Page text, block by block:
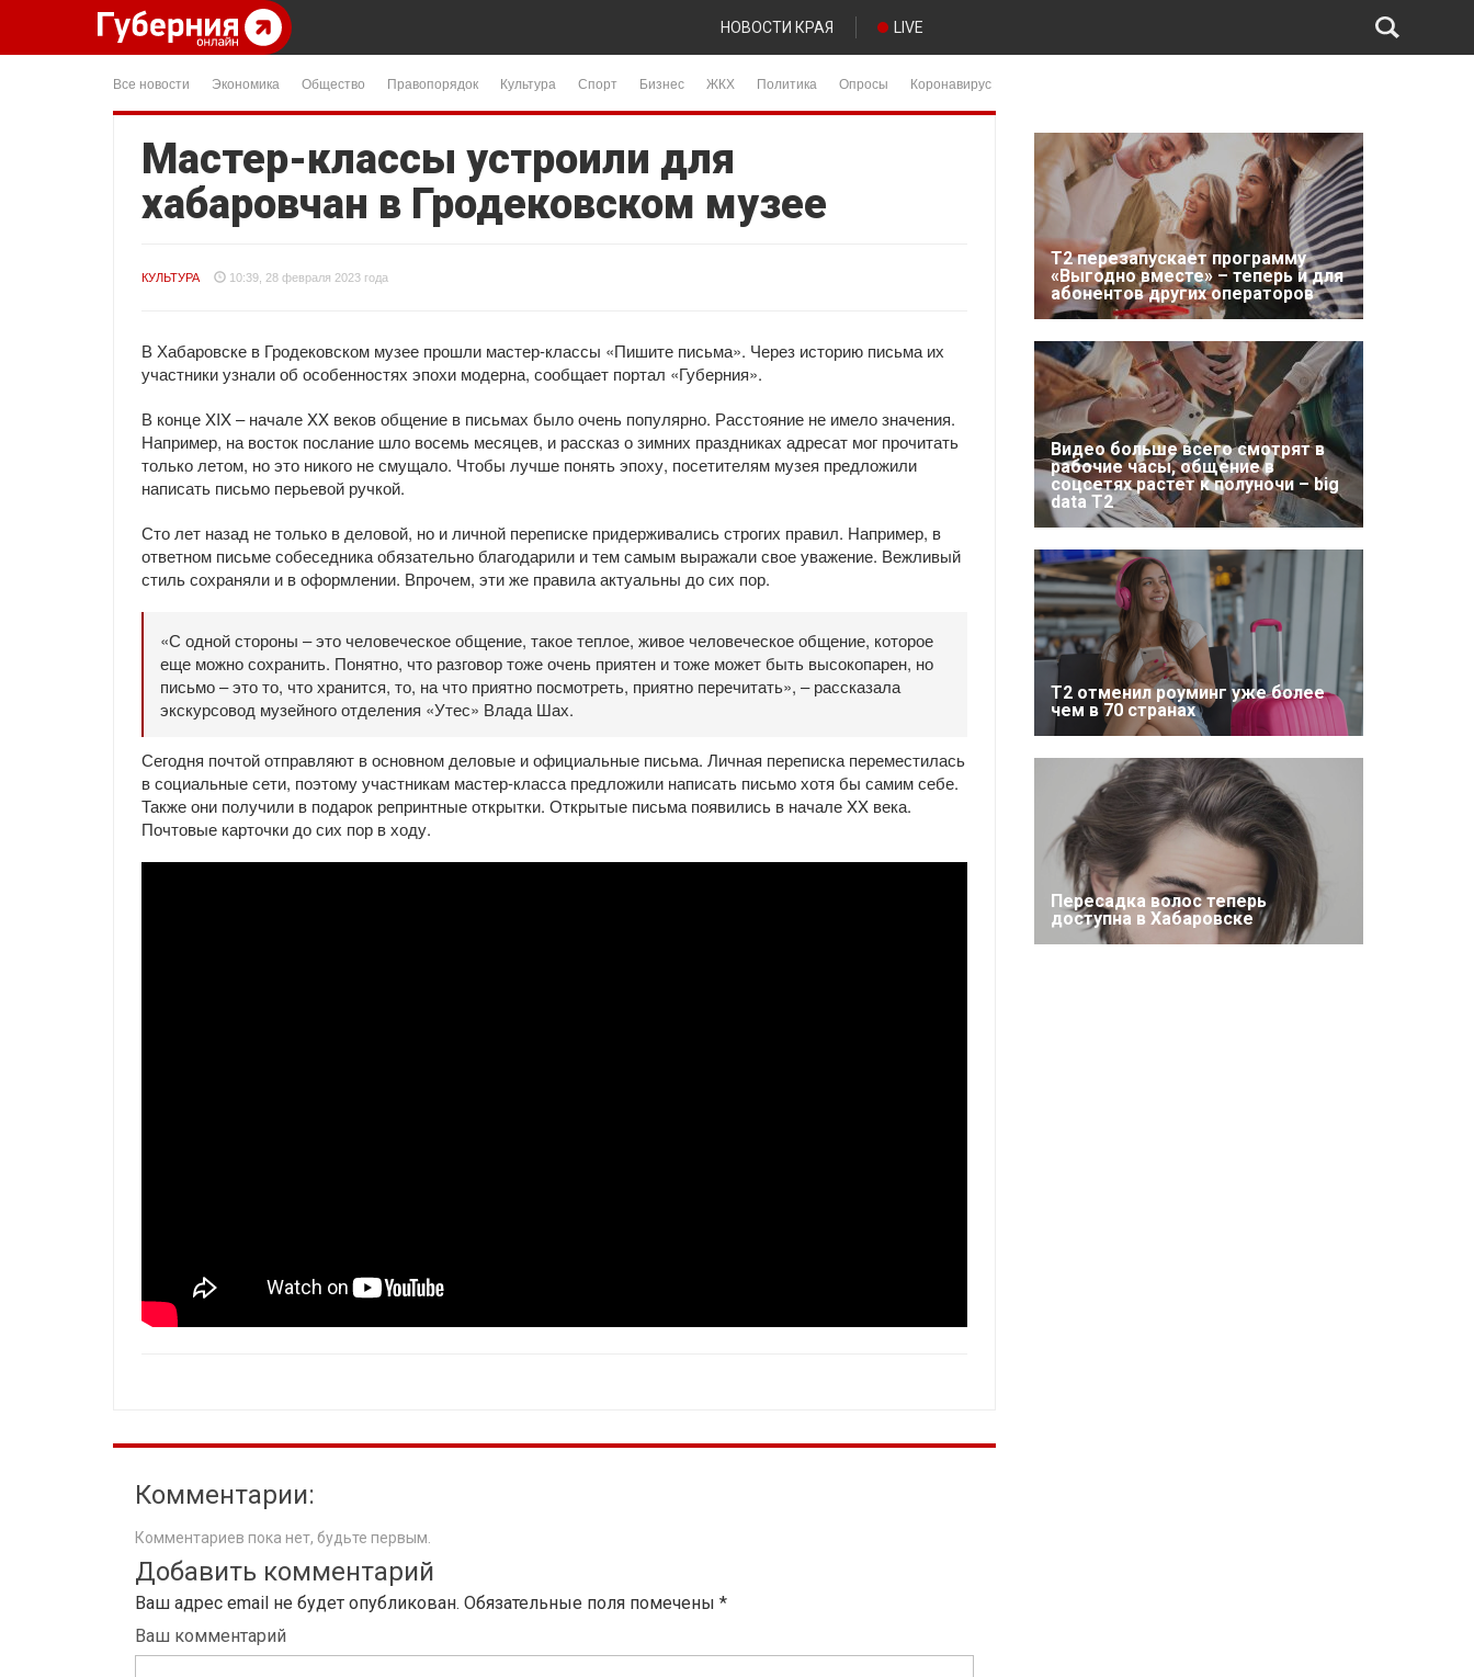
НОВОСТИ КРАЯ LIVE
Все новости Экономика Общество Правопорядок Культура Спорт Бизнес ЖКХ Политика Опросы Коронавирус
Мастер-классы устроили для
хабаровчан в Гродековском музее
КУЛЬТУРА 10:39, 28 февраля 2023 года
В Хабаровске в Гродековском музее прошли мастер-классы «Пишите письма». Через историю письма их
участники узнали об особенностях эпохи модерна, сообщает портал «Губерния».
В конце XIX – начале XX веков общение в письмах было очень популярно. Расстояние не имело значения.
Например, на восток послание шло восемь месяцев, и рассказ о зимних праздниках адресат мог прочитать
только летом, но это никого не смущало. Чтобы лучше понять эпоху, посетителям музея предложили
написать письмо перьевой ручкой.
Сто лет назад не только в деловой, но и личной переписке придерживались строгих правил. Например, в
ответном письме собеседника обязательно благодарили и тем самым выражали свое уважение. Вежливый
стиль сохраняли и в оформлении. Впрочем, эти же правила актуальны до сих пор.
«С одной стороны – это человеческое общение, такое теплое, живое человеческое общение, которое
еще можно сохранить. Понятно, что разговор тоже очень приятен и тоже может быть высокопарен, но
письмо – это то, что хранится, то, на что приятно посмотреть, приятно перечитать», – рассказала
экскурсовод музейного отделения «Утес» Влада Шах.
Сегодня почтой отправляют в основном деловые и официальные письма. Личная переписка переместилась
в социальные сети, поэтому участникам мастер-класса предложили написать письмо хотя бы самим себе.
Также они получили в подарок репринтные открытки. Открытые письма появились в начале XX века.
Почтовые карточки до сих пор в ходу.
Комментарии:
Комментариев пока нет, будьте первым.
Добавить комментарий
Ваш адрес email не будет опубликован. Обязательные поля помечены *
Ваш комментарий
Т2 перезапускает программу
«Выгодно вместе» – теперь и для
абонентов других операторов
Видео больше всего смотрят в
рабочие часы, общение в
соцсетях растет к полуночи – big
data T2
Т2 отменил роуминг уже более
чем в 70 странах
Пересадка волос теперь
доступна в Хабаровске